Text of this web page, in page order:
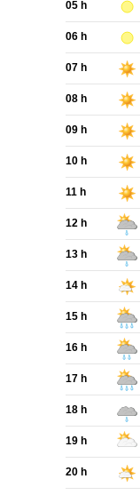
05 h
06 h
07 h
08 h
09 h
10 h
11 h
12 h
13 h
14 h
15 h
16 h
17 h
18 h
19 h
20 h